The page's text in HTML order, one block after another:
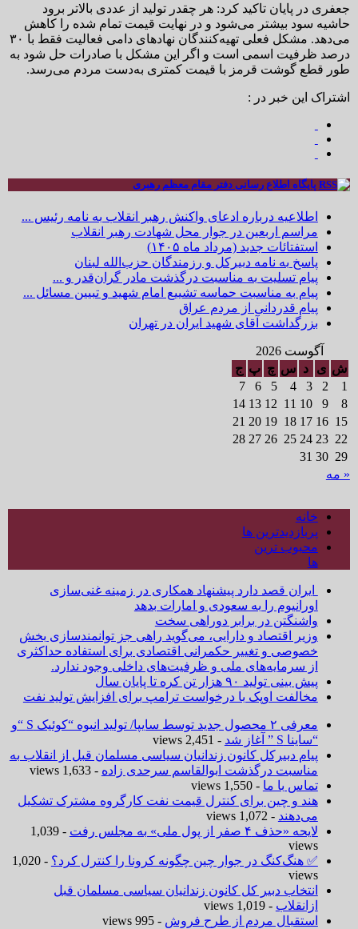
جعفری در پایان تاکید کرد: هر چقدر تولید از عددی بالاتر برود
حاشیه سود بیشتر می‌شود و در نهایت قیمت تمام شده را کاهش
می‌دهد. مشکل فعلی تهیه‌کنندگان نهادهای دامی فعالیت فقط با ۳۰
درصد ظرفیت اسمی است و اگر این مشکل با صادرات حل شود به
طور قطع گوشت قرمز با قیمت کمتری به‌دست مردم می‌رسد.
اشتراک این خبر در :
پایگاه اطلاع رسانی دفتر مقام معظم رهبری
اطلاعیه درباره ادعای واکنش رهبر انقلاب به نامه رئیس ...
مراسم اربعین در جوار محل شهادت رهبر انقلاب
استفتائات جدید (مرداد ماه ۱۴۰۵)
پاسخ به نامه دبیرکل و رزمندگان حزب‌الله لبنان
پیام تسلیت به مناسبت درگذشت مادر گران‌قدر و ...
پیام به مناسبت حماسه تشییع امام شهید و تبیین مسائل ...
پیام قدردانی از مردم عراق
بزرگداشت آقای شهید ایران در تهران
آگوست 2026
ش ی د س چ پ ج
1
2
3
4
5
6
7
8
9
10
11
12
13
14
15
16
17
18
19
20
21
22
23
24
25
26
27
28
29
30
31
« مه
خانه
پربازدیدترین ها
محبوب ترین
ها
ایران قصد دارد پیشنهاد همکاری در زمینه غنی‌سازی
اورانیوم را به سعودی و امارات بدهد
واشنگتن در برابر دوراهی سخت
وزیر اقتصاد و دارایی، می‌گوید راهی جز توانمندسازی بخش
خصوصی و تغییر حکمرانی اقتصادی برای استفاده حداکثری
از سرمایه‌های ملی و ظرفیت‌های داخلی وجود ندارد.
پیش بینی تولید ۹۰ هزار تن کره تا پایان سال
مخالفت اوپک با درخواست ترامپ برای افزایش تولید نفت
معرفی ۲ محصول جدید توسط سایپا/ تولید انبوه “کوئیک S “و
“ساینا S ” آغاز شد
- 2,451 views
پیام دبیرکل کانون زندانیان سیاسی مسلمان قبل از انقلاب به
مناسبت درگذشت ابوالقاسم سرحدی زاده - 1,633 views
تماس با ما - 1,550 views
هند و چین برای کنترل قیمت نفت کارگروه مشترک تشکیل
می‌دهند - 1,072 views
لایحه «حذف ۴ صفر از پول ملی» به مجلس رفت
- 1,039
views
✅ هنگ‌کنگ در جوار چین چگونه کرونا را کنترل کرد؟
- 1,020
views
انتخاب دبیر کل کانون زندانیان سیاسی مسلمان قبل
ازانقلاب - 1,019 views
استقبال مردم از طرح فروش - 995 views